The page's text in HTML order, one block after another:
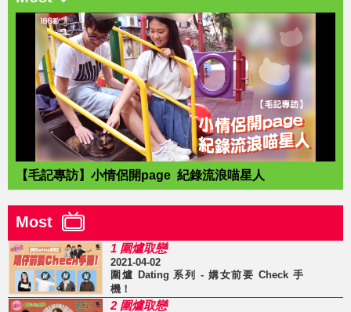
【毛記專訪】小情侶開page 紀錄流浪喵星人
Most
1 圍爐取戀
2021-04-02
圍爐 Dating 系列 - 媾女前要 Check 手
機！
2 圍爐取戀